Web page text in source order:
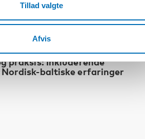
Tillad valgte
Afvis
baltiske møde om
praksis: Inkluderende
Nordisk-baltiske erfaringer